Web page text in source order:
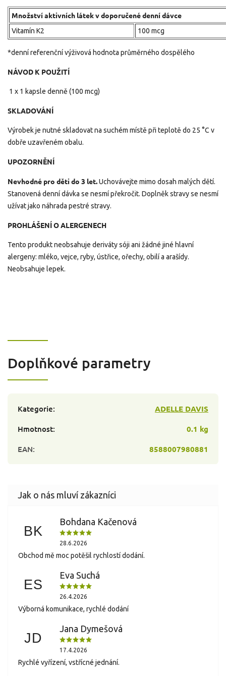
Množství aktivních látek v doporučené denní dávce
Vitamín K2 100 mcg
*denní referenční výživová hodnota průměrného dospělého
NÁVOD K POUŽITÍ
1 x 1 kapsle denně (100 mcg)
SKLADOVÁNÍ
Výrobek je nutné skladovat na suchém místě při teplotě do 25 °C v
dobře uzavřeném obalu.
UPOZORNĚNÍ
Nevhodné pro děti do 3 let.Uchovávejte mimo dosah malých dětí.
Stanovená denní dávka se nesmí překročit. Doplněk stravy se nesmí
užívat jako náhrada pestré stravy.
PROHLÁŠENÍ O ALERGENECH
Tento produkt neobsahuje deriváty sóji ani žádné jiné hlavní
alergeny: mléko, vejce, ryby, ústřice, ořechy, obilí a arašídy.
Neobsahuje lepek.
Doplňkové parametry
Kategorie:
ADELLE DAVIS
Hmotnost:
0.1 kg
EAN: 8588007980881
BK
Bohdana Kačenová
28.6.2026
Obchod mě moc potěšil rychlostí dodání.
ES
Eva Suchá
26.4.2026
Výborná komunikace, rychlé dodání
JD
Jana Dymešová
17.4.2026
Rychlé vyřízení, vstřícné jednání.